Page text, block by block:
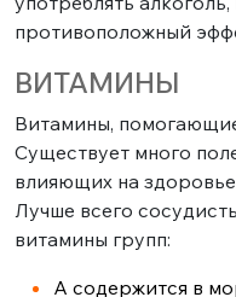
противоположный
ВИТАМИНЫ
Витамины,
Существует много
влияющих на
Лучше всего
витамины групп:
A содержится в